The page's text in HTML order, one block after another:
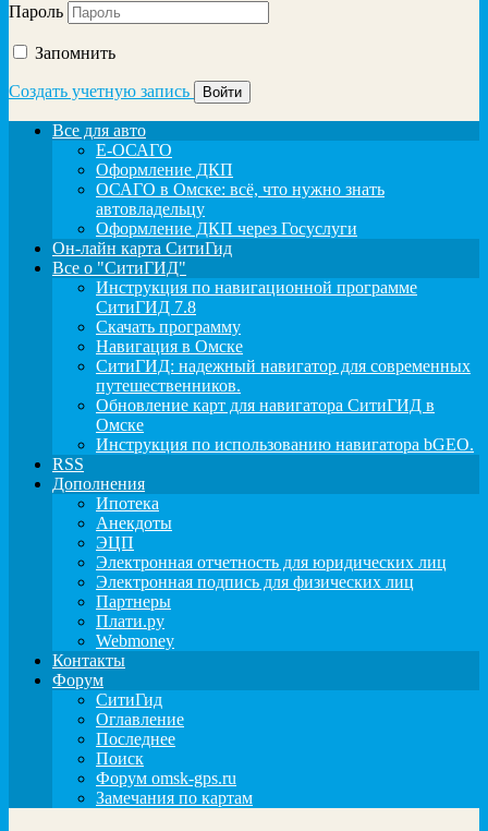
Пароль
Запомнить
Создать учетную запись
Все для авто
Е-ОСАГО
Оформление ДКП
ОСАГО в Омске: всё, что нужно знать
автовладельцу
Оформление ДКП через Госуслуги
Он-лайн карта СитиГид
Все о "СитиГИД"
Инструкция по навигационной программе
СитиГИД 7.8
Скачать программу
Навигация в Омске
СитиГИД: надежный навигатор для современных
путешественников.
Обновление карт для навигатора СитиГИД в
Омске
Инструкция по использованию навигатора bGEO.
RSS
Дополнения
Ипотека
Анекдоты
ЭЦП
Электронная отчетность для юридических лиц
Электронная подпись для физических лиц
Партнеры
Плати.ру
Webmoney
Контакты
Форум
СитиГид
Оглавление
Последнее
Поиск
Форум omsk-gps.ru
Замечания по картам